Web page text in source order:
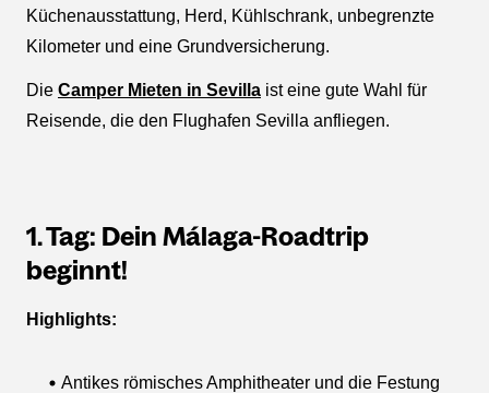
Küchenausstattung, Herd, Kühlschrank, unbegrenzte
Kilometer und eine Grundversicherung.
Die Camper Mieten in Sevilla ist eine gute Wahl für
Reisende, die den Flughafen Sevilla anfliegen.
1. Tag: Dein Málaga-Roadtrip
beginnt!
Highlights:
Antikes römisches Amphitheater und die Festung